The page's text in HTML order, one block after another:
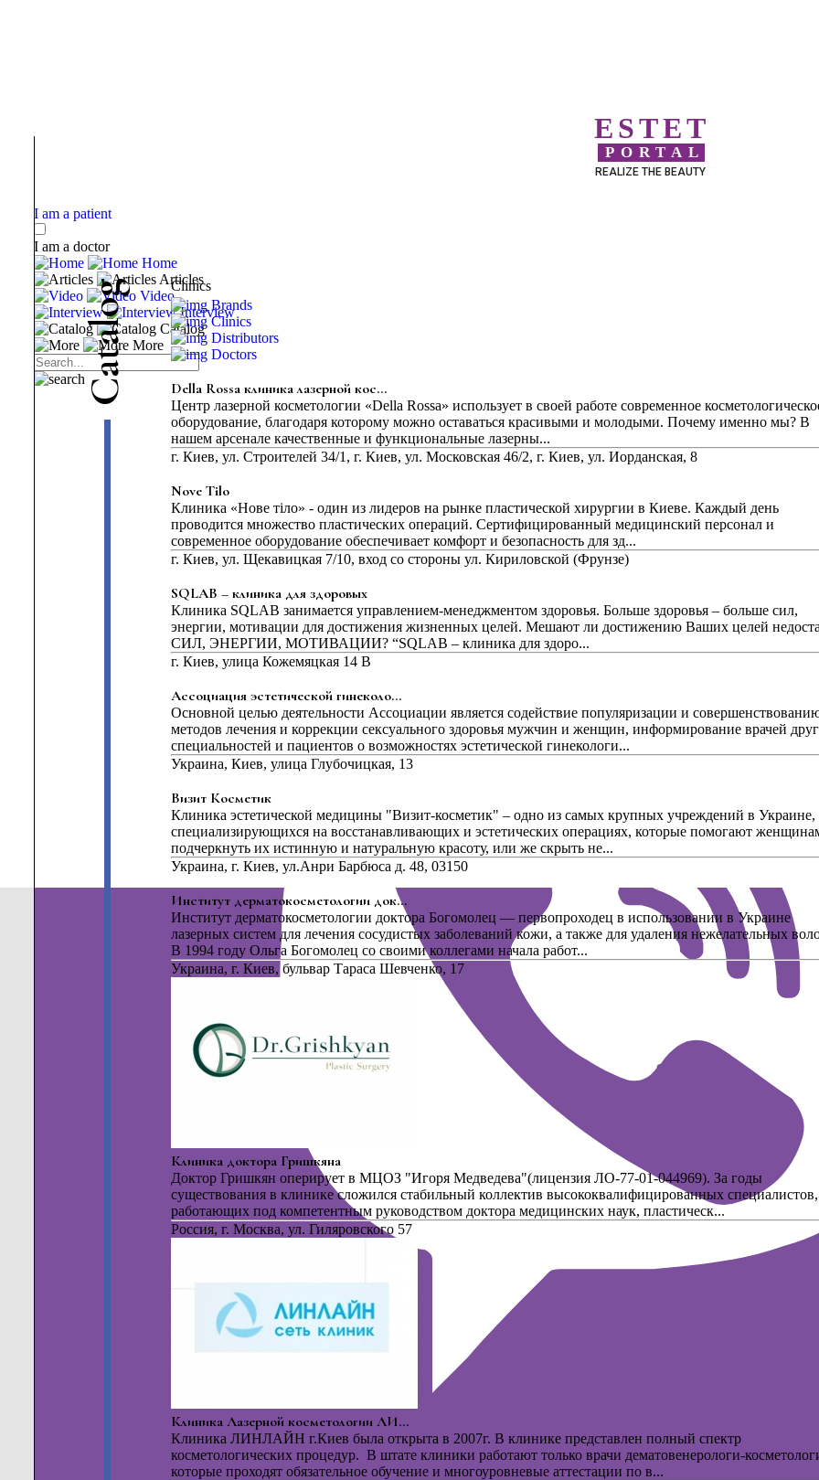
ESTET
PORTAL
REALIZE THE BEAUTY
I am a patient
I am a doctor
Home
Articles
Video
Interview
Catalog
More
C
a
t
a
l
o
g
Clinics
Brands
Clinics
Distributors
Doctors
Della Rossa клиника лазерной кос...
Центр лазерной косметологии «Della Rossa» использует в своей работе современное
оборудование, благодаря которому можно оставаться красивыми и молодыми. Почему именно мы? В
нашем арсенале качественные и функциональные лазерны...
г. Киев, ул. Строителей 34/1, г. Киев, ул. Московская 46/2, г. Киев, ул. Иорданская, 8
Nove Tilo
Клиника «Нове тіло» - один из лидеров на рынке пластической хирургии в Киеве. Каждый день
проводится множество пластических операций. Сертифицированный медицинский персонал и
современное оборудование обеспечивает комфорт и безопасность для зд...
г. Киев, ул. Щекавицкая 7/10, вход со стороны ул. Кириловской (Фрунзе)
SQLAB – клиника для здоровых
Клиника SQLAB занимается управлением-менеджментом здоровья. Больше здоровья – больше сил,
энергии, мотивации для достижения жизненных целей. Мешают ли достижению Ваших целей
СИЛ, ЭНЕРГИИ, МОТИВАЦИИ? “SQLAB – клиника для здоро...
г. Киев, улица Кожемяцкая 14 В
Ассоциация эстетической гинеколо...
Основной целью деятельности Ассоциации является содействие популяризации и
методов лечения и коррекции сексуального здоровья мужчин и женщин, информирование врачей
специальностей и пациентов о возможностях эстетической гинекологи...
Украина, Киев, улица Глубочицкая, 13
Визит Косметик
Клиника эстетической медицины "Визит-косметик" – одно из самых крупных учреждений в Украине,
специализирующихся на восстанавливающих и эстетических операциях, которые помогают
подчеркнуть их истинную и натуральную красоту, или же скрыть не...
Украина, г. Киев, ул.Анри Барбюса д. 48, 03150
Институт дерматокосметологии док...
Институт дерматокосметологии доктора Богомолец — первопроходец в использовании в Украине
лазерных систем для лечения сосудистых заболеваний кожи, а также для удаления нежелательных
В 1994 году Ольга Богомолец со своими коллегами начала работ...
Украина, г. Киев, бульвар Тараса Шевченко, 17
Клиника доктора Гришкяна
Доктор Гришкян оперирует в МЦОЗ "Игоря Медведева"(лицензия ЛО-77-01-044969). За годы
существования в клинике сложился стабильный коллектив высококвалифицированных специалистов,
работающих под компетентным руководством доктора медицинских наук, пластическ...
Россия, г. Москва, ул. Гиляровского 57
Клиника Лазерной косметологии ЛИ...
Клиника ЛИНЛАЙН г.Киев была открыта в 2007г. В клинике представлен полный спектр
косметологических процедур. В штате клиники работают только врачи дематовенерологи-
которые проходят обязательное обучение и многоуровневые аттестации по в...